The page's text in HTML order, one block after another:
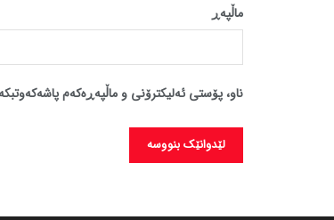
ماڵپه‌ڕ
ناو، پۆستی ئەلیکترۆنی و ماڵپەڕەکەم